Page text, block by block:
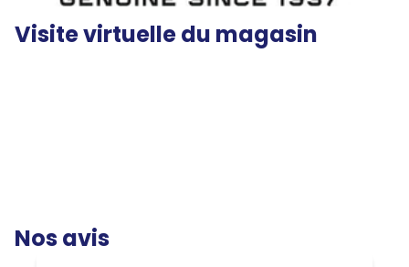
Visite virtuelle du magasin
Nos avis